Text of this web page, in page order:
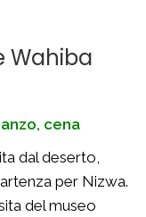
Wahiba
cena
dal deserto,
per Nizwa.
del museo